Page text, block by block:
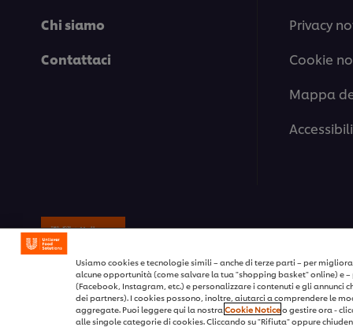
Chi siamo
Contattaci
Privacy
Cookie
Mappa
Usiamo cookies e tecnologie simili – anche di terze parti – per
alcune opportunità (come salvare la tua "shopping basket" online) e
(Facebook, Instagram, etc.) e personalizzare i contenuti e gli annunci
dei partners). I cookies possono, inoltre, aiutarci a comprendere le
aggregate. Puoi leggere qui la nostra Cookie Noticeo gestire ora -
alle singole categorie di cookies. Cliccando su "Rifiuta" oppure